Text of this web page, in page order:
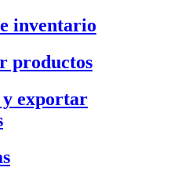
inventario
productos
exportar